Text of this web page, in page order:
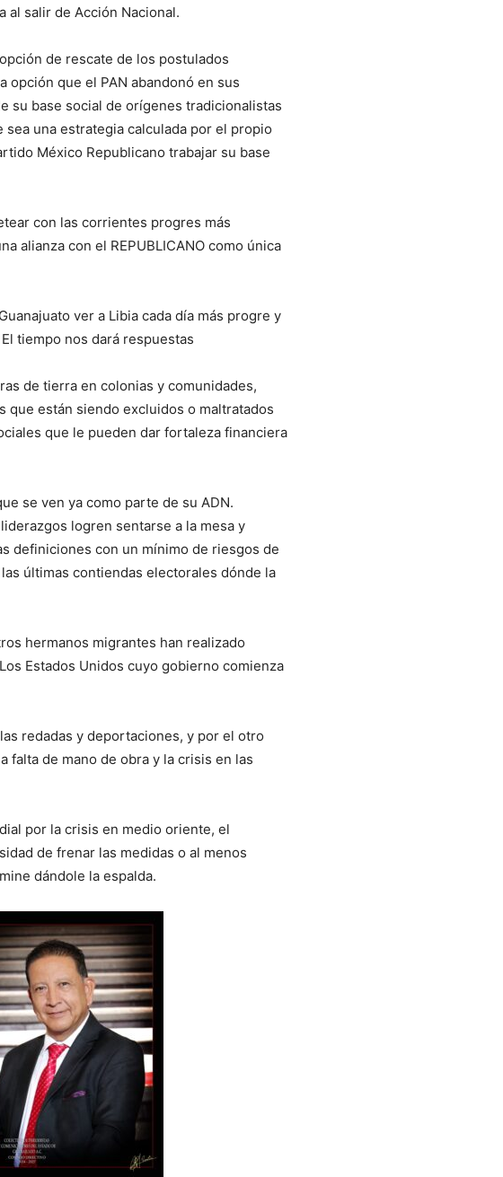
al salir de Acción Nacional.
de rescate de los postulados
opción que el PAN abandonó en sus
su base social de orígenes tradicionalistas
una estrategia calculada por el propio
México Republicano trabajar su base
con las corrientes progres más
alianza con el REPUBLICANO como única
ver a Libia cada día más progre y
tiempo nos dará respuestas
de tierra en colonias y comunidades,
que están siendo excluidos o maltratados
que le pueden dar fortaleza financiera
se ven ya como parte de su ADN.
logren sentarse a la mesa y
definiciones con un mínimo de riesgos de
últimas contiendas electorales dónde la
hermanos migrantes han realizado
Estados Unidos cuyo gobierno comienza
redadas y deportaciones, y por el otro
de mano de obra y la crisis en las
por la crisis en medio oriente, el
de frenar las medidas o al menos
dándole la espalda.